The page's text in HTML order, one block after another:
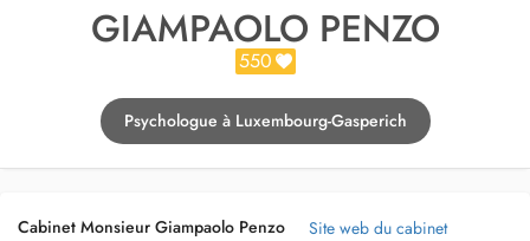
GIAMPAOLO PENZO
550
Psychologue à Luxembourg-Gasperich
Cabinet Monsieur Giampaolo Penzo
Site web du cabinet